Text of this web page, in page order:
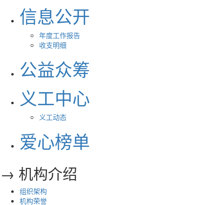
信息公开
年度工作报告
收支明细
公益众筹
义工中心
义工动态
爱心榜单
→ 机构介绍
组织架构
机构荣誉